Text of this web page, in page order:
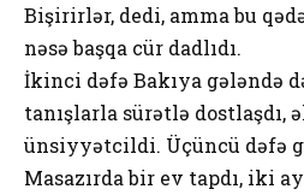
Bişirirlər, dedi, amma bu
nəsə başqa cür dadlıdı.
İkinci dəfə Bakıya gələndə
tanışlarla sürətlə dostlaşdı,
ünsiyyətcildi. Üçüncü dəfə
Masazırda bir ev tapdı, iki